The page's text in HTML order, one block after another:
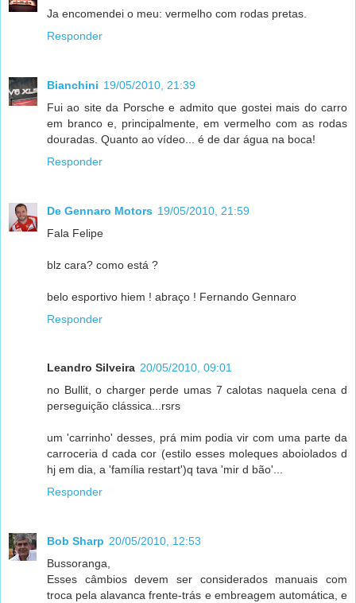
Ja encomendei o meu: vermelho com rodas pretas.
Responder
Bianchini 19/05/2010, 21:39
Fui ao site da Porsche e admito que gostei mais do carro
em branco e, principalmente, em vermelho com as rodas
douradas. Quanto ao vídeo... é de dar água na boca!
Responder
De Gennaro Motors 19/05/2010, 21:59
Fala Felipe
blz cara? como está ?
belo esportivo hiem ! abraço ! Fernando Gennaro
Responder
Leandro Silveira 20/05/2010, 09:01
no Bullit, o charger perde umas 7 calotas naquela cena d
perseguição clássica...rsrs
um 'carrinho' desses, prá mim podia vir com uma parte da
carroceria d cada cor (estilo esses moleques aboiolados d
hj em dia, a 'família restart')q tava 'mir d bão'...
Responder
Bob Sharp 20/05/2010, 12:53
Bussoranga,
Esses câmbios devem ser considerados manuais com
troca pela alavanca frente-trás e embreagem automática, e